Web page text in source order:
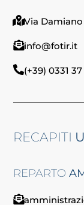
Via Damiano
info@fotir.it
(+39) 0331
RECAPITI
REPARTO